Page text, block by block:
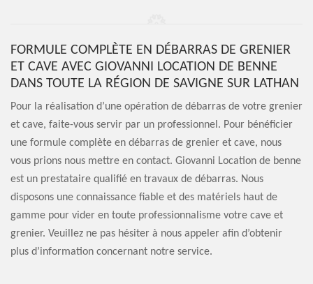
FORMULE COMPLÈTE EN DÉBARRAS DE GRENIER
ET CAVE AVEC GIOVANNI LOCATION DE BENNE
DANS TOUTE LA RÉGION DE SAVIGNE SUR LATHAN
Pour la réalisation d’une opération de débarras de votre grenier
et cave, faite-vous servir par un professionnel. Pour bénéficier
une formule complète en débarras de grenier et cave, nous
vous prions nous mettre en contact. Giovanni Location de benne
est un prestataire qualifié en travaux de débarras. Nous
disposons une connaissance fiable et des matériels haut de
gamme pour vider en toute professionnalisme votre cave et
grenier. Veuillez ne pas hésiter à nous appeler afin d’obtenir
plus d’information concernant notre service.